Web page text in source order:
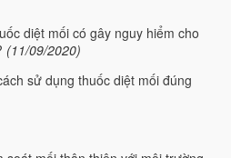
diệt mối có gây nguy hiểm cho
(11/09/2020)
sử dụng thuốc diệt mối đúng